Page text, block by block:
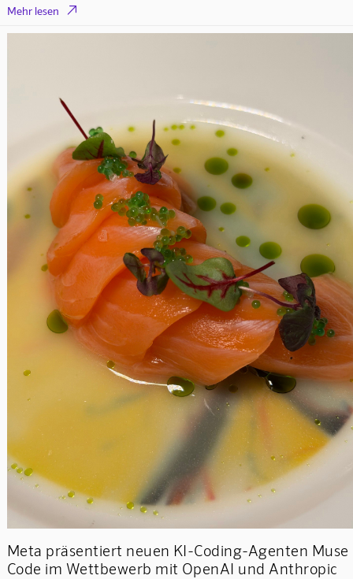
Mehr lesen 
Meta präsentiert neuen KI-Coding-Agenten Muse
Code im Wettbewerb mit OpenAI und Anthropic